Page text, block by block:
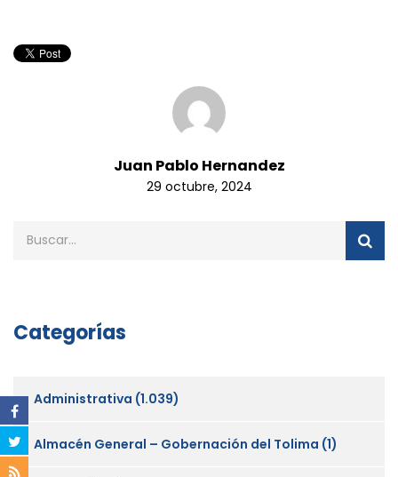
Juan Pablo Hernandez
29 octubre, 2024
Categorías
Administrativa (1.039)
Almacén General – Gobernación del Tolima (1)